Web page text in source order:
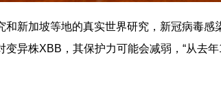
和新加坡等地的真实世界研究，新冠病毒感
变异株XBB，其保护力可能会减弱，“从去